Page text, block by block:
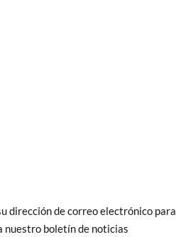
dirección de correo electrónico para
nuestro boletín de noticias